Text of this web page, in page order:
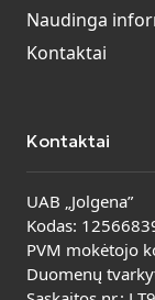
Naudinga
Kontaktai
Kontaktai
UAB „Jolgena”
Kodas:
PVM mokėtojo
Duomenų